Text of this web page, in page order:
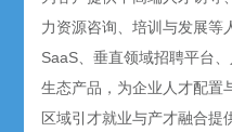
力资源咨询、培训与发展等
SaaS、垂直领域招聘平台
生态产品，为企业人才配置
区域引才就业与产才融合提